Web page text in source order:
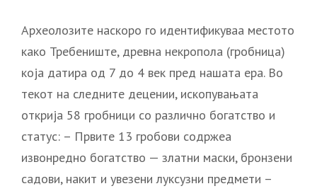
Археолозите наскоро го идентификуваа местото
како Требениште, древна некропола (гробница)
која датира од 7 до 4 век пред нашата ера. Во
текот на следните децении, ископувањата
открија 58 гробници со различно богатство и
статус: – Првите 13 гробови содржеа
извонредно богатство — златни маски, бронзени
садови, накит и увезени луксузни предмети –